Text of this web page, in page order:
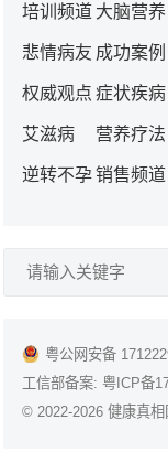
培训频道 大脑营养
悲情病友 成功案例
权威观点 症状疾病
艾滋病 营养疗法
逆转不孕销售频道
粤公网安备
工信部备案: 粤ICP备
© 2022-2026 健康真相